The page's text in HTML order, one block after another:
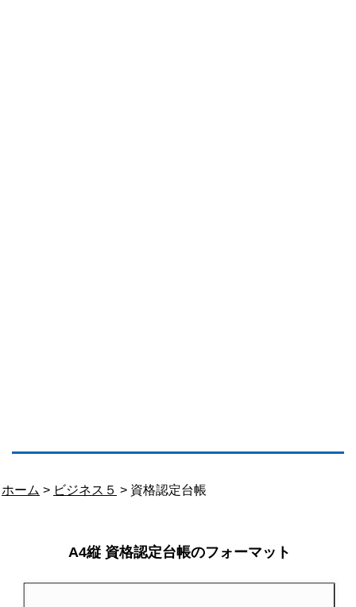
ホーム > ビジネス５ > 資格認定台帳
A4縦 資格認定台帳のフォーマット